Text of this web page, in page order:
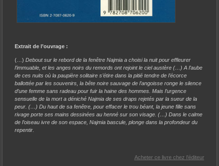
Extrait de l’ouvrage :
(…)Debout sur le rebord de la fenêtre Najmia a choisi la nuit pour effleurer
l’immuable, et les anges noirs du remords ont rejoint le ciel austère (…) A l’aube
de ces nuits où la paupière solitaire s’étire dans la pitié tendre de l’écorce
ballottée par les souvenirs, la bête noire sauvage de l’angoisse ronge le silence
d’une femme sans radeau pour fuir la haine des hommes. Mais l’urgence
sensuelle de la mort a déniché Najmia de ses draps rejetés par la sueur de la
peur. (…) Du haut de sa fenêtre, pour effacer le trou béant, la jeune fille sans
rivage porte ses mains dessinées au henné sur son visage. (…) Dans le calme
de l’oiseau ivre de son espace, Najmia bascule, plonge dans la profondeur du
repentir.
Acheter ce livre chez l’éditeur